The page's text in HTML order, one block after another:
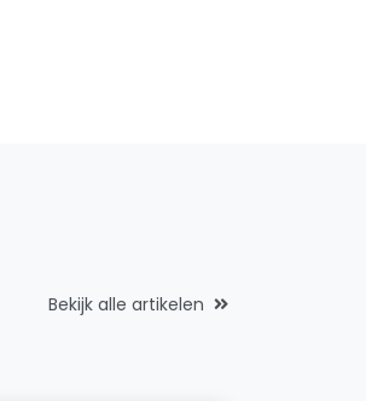
Bekijk alle artikelen